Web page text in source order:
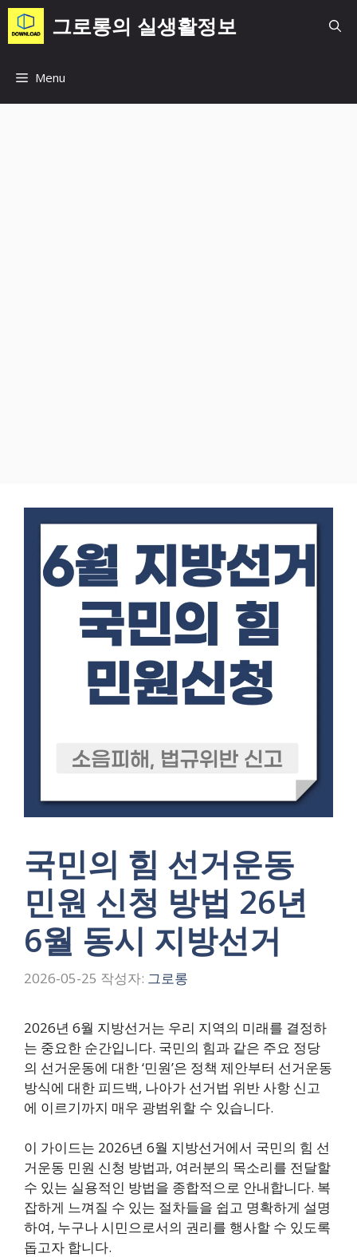
컨
텐
츠
너
그로롱의 실생활정보
Menu
국민의 힘 선거운동
민원 신청 방법 26년
6월 동시 지방선거
2026-05-25 작성자: 그로롱
2026년 6월 지방선거는 우리 지역의 미래를 결정하
는 중요한 순간입니다. 국민의 힘과 같은 주요 정당
의 선거운동에 대한 ‘민원’은 정책 제안부터 선거운동
방식에 대한 피드백, 나아가 선거법 위반 사항 신고
에 이르기까지 매우 광범위할 수 있습니다.
이 가이드는 2026년 6월 지방선거에서 국민의 힘 선
거운동 민원 신청 방법과, 여러분의 목소리를 전달할
수 있는 실용적인 방법을 종합적으로 안내합니다. 복
잡하게 느껴질 수 있는 절차들을 쉽고 명확하게 설명
하여, 누구나 시민으로서의 권리를 행사할 수 있도록
돕고자 합니다.